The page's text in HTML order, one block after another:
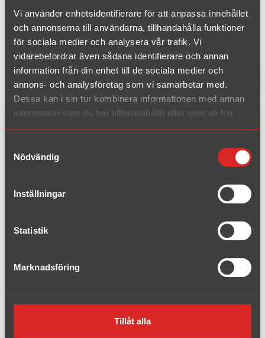
Vi använder enhetsidentifierare för att anpassa innehållet
och annonserna till användarna, tillhandahålla funktioner
för sociala medier och analysera vår trafik. Vi
vidarebefordrar även sådana identifierare och annan
information från din enhet till de sociala medier och
annons- och analysföretag som vi samarbetar med.
Dessa kan i sin tur kombinera informationen med annan
information som du har tillhandahållit eller som de har
samlat in när du har använt deras tjänster.
Nödvändig
Inställningar
Statistik
Marknadsföring
Tillåt alla
Volvo Classic, Volvo Classic,
Amazon B18 Sedan
1 träffar Filtrera produkter
Volvo Amazon B18 Sedan år 1